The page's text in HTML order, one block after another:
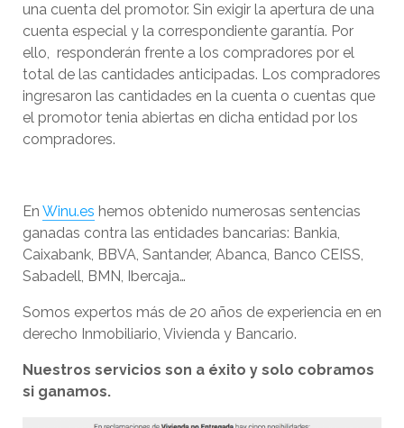
una cuenta del promotor. Sin exigir la apertura de una
cuenta especial y la correspondiente garantía. Por
ello, responderán frente a los compradores por el
total de las cantidades anticipadas. Los compradores
ingresaron las cantidades en la cuenta o cuentas que
el promotor tenia abiertas en dicha entidad por los
compradores.
En Winu.es hemos obtenido numerosas sentencias
ganadas contra las entidades bancarias: Bankia,
Caixabank, BBVA, Santander, Abanca, Banco CEISS,
Sabadell, BMN, Ibercaja…
Somos expertos más de 20 años de experiencia en en
derecho Inmobiliario, Vivienda y Bancario.
Nuestros servicios son a éxito y solo cobramos
si ganamos.